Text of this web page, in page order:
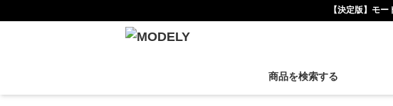
【決定版】モ
商品を検索する